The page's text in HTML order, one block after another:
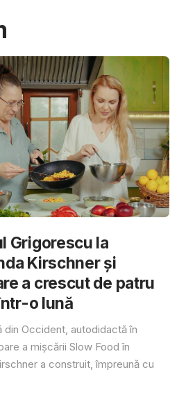
Grigorescu la
Kirschner și
a crescut de patru
o lună
din Occident, autodidactă în
a mișcării Slow Food în
a construit, împreună cu